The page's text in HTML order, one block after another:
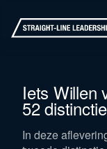
Iets Willen
52
In deze